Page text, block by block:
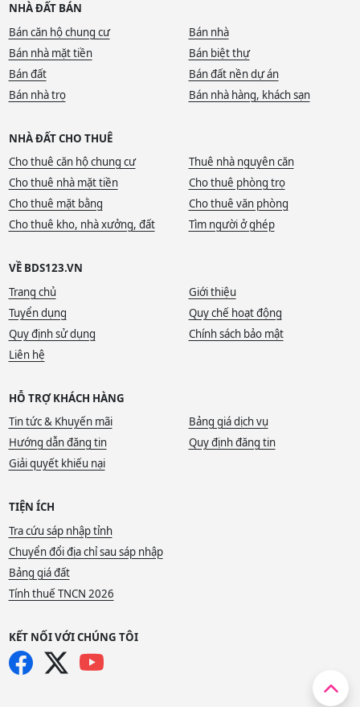
NHÀ ĐẤT BÁN
Bán căn hộ chung cư
Bán nhà
Bán nhà mặt tiền
Bán biệt thự
Bán đất
Bán đất nền dự án
Bán nhà trọ
Bán nhà hàng, khách sạn
NHÀ ĐẤT CHO THUÊ
Cho thuê căn hộ chung cư
Thuê nhà nguyên căn
Cho thuê nhà mặt tiền
Cho thuê phòng trọ
Cho thuê mặt bằng
Cho thuê văn phòng
Cho thuê kho, nhà xưởng, đất
Tìm người ở ghép
VỀ BDS123.VN
Trang chủ
Giới thiệu
Tuyển dụng
Quy chế hoạt động
Quy định sử dụng
Chính sách bảo mật
Liên hệ
HỖ TRỢ KHÁCH HÀNG
Tin tức & Khuyến mãi
Bảng giá dịch vụ
Hướng dẫn đăng tin
Quy định đăng tin
Giải quyết khiếu nại
TIỆN ÍCH
Tra cứu sáp nhập tỉnh
Chuyển đổi địa chỉ sau sáp nhập
Bảng giá đất
Tính thuế TNCN 2026
KẾT NỐI VỚI CHÚNG TÔI